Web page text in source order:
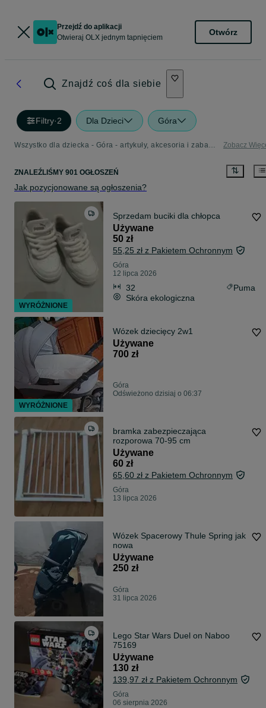
Przejdź do aplikacji
Otwieraj OLX jednym tapnięciem
Otwórz
Znajdź coś dla siebie
Filtry·2 Dla Dzieci Góra
Wszystko dla dziecka - Góra - artykuły, akcesoria i zabawki dla dzieci w Twojej okolicy Zobacz
ZNALEŹLIŚMY 901 OGŁOSZEŃ
Jak pozycjonowane są ogłoszenia?
Sprzedam buciki dla chłopca
Używane
50 zł
55,25 zł z Pakietem Ochronnym
Góra
12 lipca 2026
32
Puma
Skóra ekologiczna
Wózek dziecięcy 2w1
Używane
700 zł
Góra
Odświeżono dzisiaj o 06:37
bramka zabezpieczająca
rozporowa 70-95 cm
Używane
60 zł
65,60 zł z Pakietem Ochronnym
Góra
13 lipca 2026
Wózek Spacerowy Thule Spring jak
nowa
Używane
250 zł
Góra
31 lipca 2026
Lego Star Wars Duel on Naboo
75169
Używane
130 zł
139,97 zł z Pakietem Ochronnym
Góra
06 sierpnia 2026
WYRÓŻNIONE
WYRÓŻNIONE